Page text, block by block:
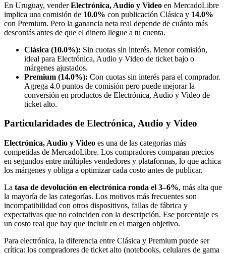
En Uruguay, venderElectrónica, Audio y Video en MercadoLibre
implica una comisión de 10.0% con publicación Clásica y 14.0%
con Premium. Pero la ganancia neta real depende de cuánto más
descontás antes de que el dinero llegue a tu cuenta.
Clásica (10.0%): Sin cuotas sin interés. Menor comisión,
ideal para Electrónica, Audio y Video de ticket bajo o
márgenes ajustados.
Premium (14.0%): Con cuotas sin interés para el comprador.
Agrega 4.0 puntos de comisión pero puede mejorar la
conversión en productos de Electrónica, Audio y Video de
ticket alto.
Particularidades de Electrónica, Audio y Video
Electrónica, Audio y Video es una de las categorías más
competidas de MercadoLibre. Los compradores comparan precios
en segundos entre múltiples vendedores y plataformas, lo que achica
los márgenes y obliga a optimizar cada costo antes de publicar.
La tasa de devolución en electrónica ronda el 3–6%, más alta que
la mayoría de las categorías. Los motivos más frecuentes son
incompatibilidad con otros dispositivos, fallas de fábrica y
expectativas que no coinciden con la descripción. Ese porcentaje es
un costo real que hay que incluir en el margen objetivo.
Para electrónica, la diferencia entre Clásica y Premium puede ser
crítica: los compradores de ticket alto (notebooks, celulares de gama